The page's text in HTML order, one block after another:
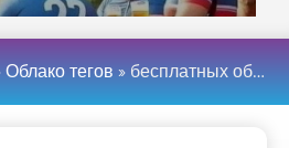
Облако тегов » бесплатных обучающих онлайн ресурсов